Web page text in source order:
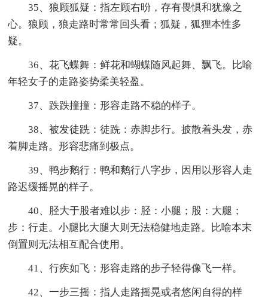
35、狼顾狐疑：指左顾右昐，存有畏惧和犹豫之
心。狼顾，狼走路时常常回头看；狐疑，狐狸本性多
疑。
36、花飞蝶舞：鲜花和蝴蝶随风起舞、飘飞。比喻
年轻女子的走路姿势柔美轻盈。
37、跌跌撞撞：形容走路不稳的样子。
38、被发徒跣：徒跣：赤脚步行。披散着头发，赤
着脚走路。形容悲痛到极点。
39、鸭步鹅行：鸭和鹅行八字步，因用以形容人走
路迟缓摇晃的样子。
40、胫大于股者难以步：胫：小腿；股：大腿；
步：行走。小腿比大腿大则无法稳健地走路。比喻本末
倒置则无法相互配合使用。
41、行疾如飞：形容走路的步子轻得像飞一样。
42、一步三摇：指人走路摇晃或者悠闲自得的样